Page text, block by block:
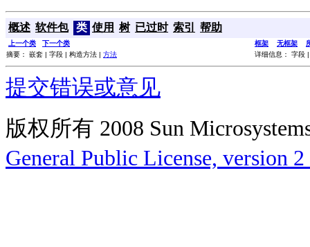
概述 软件包 类 使用 树 已过时 索引 帮助
上一个类 下一个类 框架 无框架
摘要： 嵌套 | 字段 | 构造方法 | 方法 详细信息： 字段
提交错误或意见
版权所有 2008 Sun
General Public License, version